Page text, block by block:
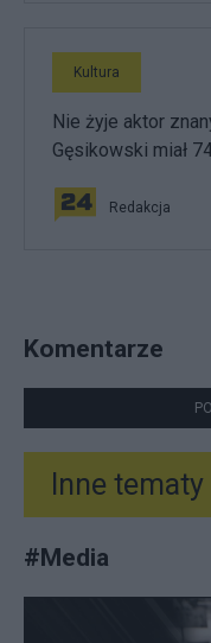
Kultura
Nie żyje aktor
Gęsikowski miał
Redakcja
Komentarze
Inne
#Media